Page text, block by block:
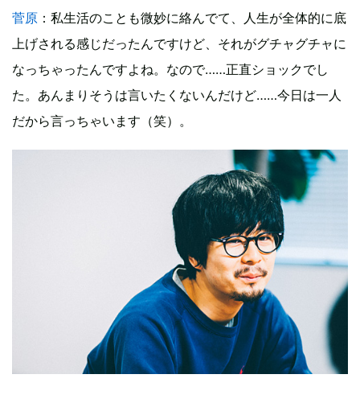
菅原 ：私生活のことも微妙に絡んでて、人生が全体的に底
上げされる感じだったんですけど、それがグチャグチャに
なっちゃったんですよね。なので……正直ショックでし
た。あんまりそうは言いたくないんだけど……今日は一人
だから言っちゃいます（笑）。